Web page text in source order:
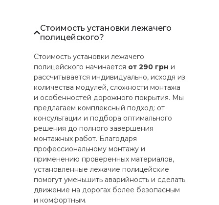
Стоимость установки лежачего
полицейского?
Стоимость установки лежачего
полицейского начинается от 290 грн и
рассчитывается индивидуально, исходя из
количества модулей, сложности монтажа
и особенностей дорожного покрытия. Мы
предлагаем комплексный подход: от
консультации и подбора оптимального
решения до полного завершения
монтажных работ. Благодаря
профессиональному монтажу и
применению проверенных материалов,
установленные лежачие полицейские
помогут уменьшить аварийность и сделать
движение на дорогах более безопасным
и комфортным.